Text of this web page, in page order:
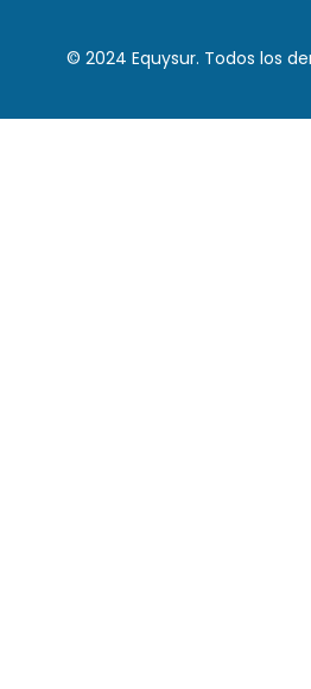
© 2024 Equysur. Todos los